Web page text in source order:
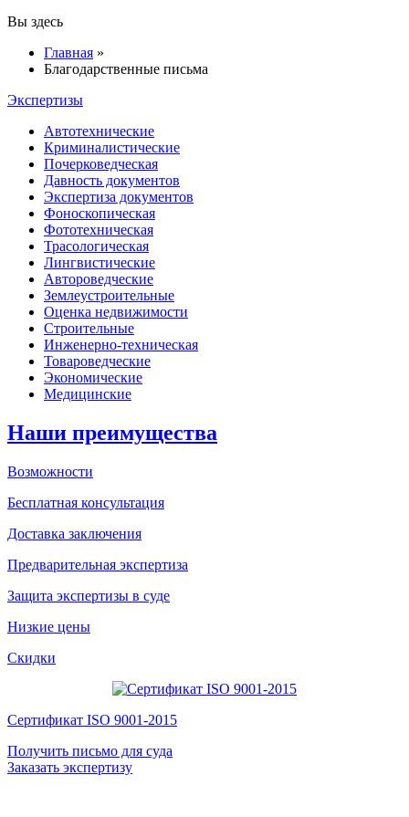
Вы здесь
Главная »
Благодарственные письма
Экспертизы
Автотехнические
Криминалистические
Почерковедческая
Давность документов
Экспертиза документов
Фоноскопическая
Фототехническая
Трасологическая
Лингвистические
Автороведческие
Землеустроительные
Оценка недвижимости
Строительные
Инженерно-техническая
Товароведческие
Экономические
Медицинские
Наши преимущества
Возможности
Бесплатная консультация
Доставка заключения
Предварительная экспертиза
Защита экспертизы в суде
Низкие цены
Скидки
Сертификат ISO 9001-2015
Получить письмо для суда
Заказать экспертизу